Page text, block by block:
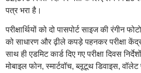
पत्र भरा है।
परीक्षार्थियों को दो पासपोर्ट साइज की रंगीन
को साधारण और ढ़ीले कपड़े पहनकर परीक्षा
साथ ही एडमिट कार्ड दिए गए परीक्षा दिवस
मोबाइल फोन, स्मार्टवॉच, ब्लूटूथ डिवाइस, वॉलेट